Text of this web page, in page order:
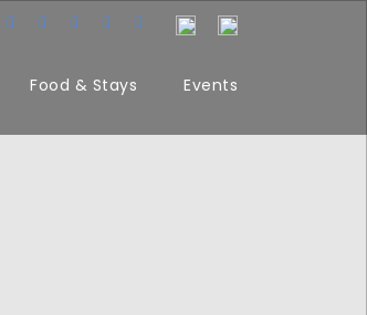
Food & Stays Events